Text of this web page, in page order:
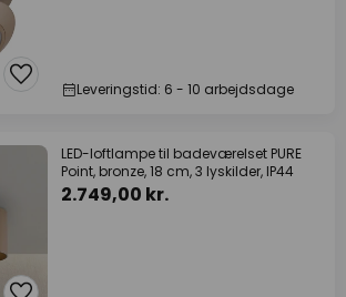
Leveringstid: 6 - 10 arbejdsdage
LED-loftlampe til badeværelset PURE
Point, bronze, 18 cm, 3 lyskilder, IP44
2.749,00 kr.